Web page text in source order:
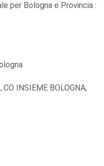
per Bologna e Provincia :
INSIEME BOLOGNA,